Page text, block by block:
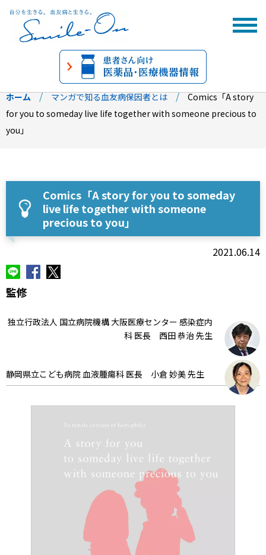
ホーム マンガで知る血友病保因者とは
Comics「A story
for you to someday live life together with someone precious to
you」
Comics「A story for you to someday
live life together with someone
precious to you」
2021.06.14
監修
独立行政法人 国立病院機構 大阪医療センター 感染症内
科 医長 西田 恭治 先生
静岡県立こども病院 血液腫瘍科 医長 小倉 妙美 先生